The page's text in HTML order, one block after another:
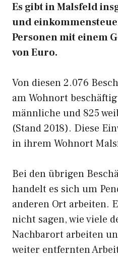
Es gibt in Malsfeld
und
Personen mit einem
von Euro.
Von diesen 2.076
am Wohnort
männliche und 825
(Stand 2018). Diese
in ihrem Wohnort
Bei den übrigen
handelt es sich um
anderen Ort arbeiten.
nicht sagen, wie viele
Nachbarort arbeiten
weiter entfernten